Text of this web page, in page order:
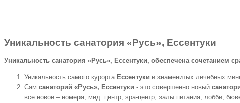
Уникальность санатория «Русь», Ессентуки
Уникальность санатория «Русь», Ессентуки, обеспечена сочетанием
Уникальность самого курорта Ессентуки и знаменитых лечебных
Сам санаторий «Русь», Ессентуки - это совершенно новый
все новое – номера, мед. центр, spa-центр, залы питания, лобби,